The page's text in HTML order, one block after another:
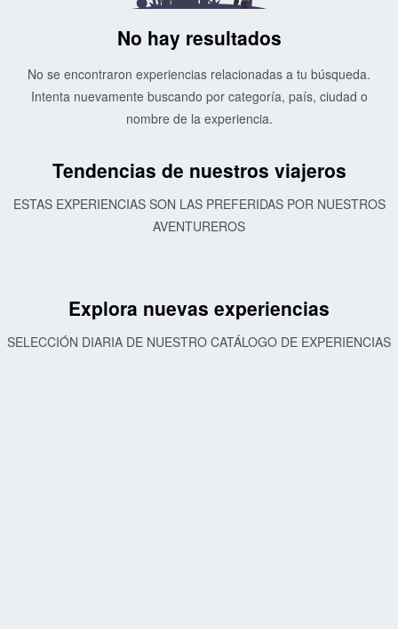
No hay resultados
No se encontraron experiencias relacionadas a tu búsqueda.
Intenta nuevamente buscando por categoría, país, ciudad o
nombre de la experiencia.
Tendencias de nuestros viajeros
ESTAS EXPERIENCIAS SON LAS PREFERIDAS POR NUESTROS
AVENTUREROS
Explora nuevas experiencias
SELECCIÓN DIARIA DE NUESTRO CATÁLOGO DE EXPERIENCIAS